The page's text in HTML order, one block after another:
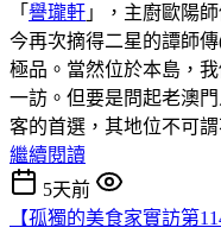
「 譽瓏軒 」，主廚歐陽
今再次摘得二星的譚師
極品。當然位於本島，
一訪。但要是問起老澳
客的首選，其地位不可謂
繼續閱讀
5天前
【孤獨的美食家實訪第